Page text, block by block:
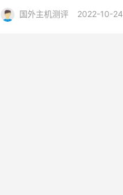
国外主机测评
2022-10-24